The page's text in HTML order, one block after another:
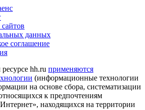
данных
соглашение
hh.ru применяются
(информационные технологии
на основе сбора, систематизации
к предпочтениям
находящихся на территории